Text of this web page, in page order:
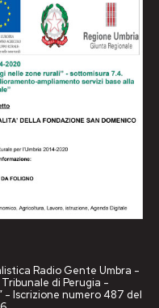
Radio Gente Umbra -
di Perugia -
- Iscrizione numero 487 del